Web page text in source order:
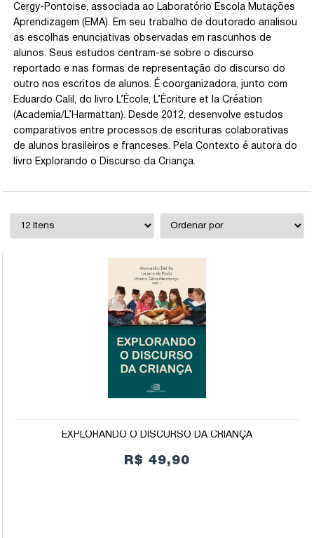
Cergy-Pontoise, associada ao Laboratório Escola Mutações
Aprendizagem (EMA). Em seu trabalho de doutorado analisou
as escolhas enunciativas observadas em rascunhos de
alunos. Seus estudos centram-se sobre o discurso
reportado e nas formas de representação do discurso do
outro nos escritos de alunos. É coorganizadora, junto com
Eduardo Calil, do livro L’École, L’Écriture et la Création
(Academia/L’Harmattan). Desde 2012, desenvolve estudos
comparativos entre processos de escrituras colaborativas
de alunos brasileiros e franceses. Pela Contexto é autora do
livro Explorando o Discurso da Criança.
EXPLORANDO O DISCURSO DA CRIANÇA
R$ 49,90